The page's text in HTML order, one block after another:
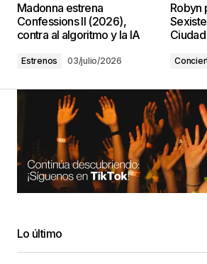
Madonna estrena
Confessions II (2026),
contra al algoritmo y la IA
Estrenos 03/julio/2026
Robyn
Lo último